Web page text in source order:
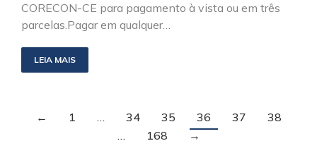
CORECON-CE para pagamento à vista ou em três
parcelas.Pagar em qualquer…
LEIA MAIS
← 1 … 34 35 36 37
38
…
168 →